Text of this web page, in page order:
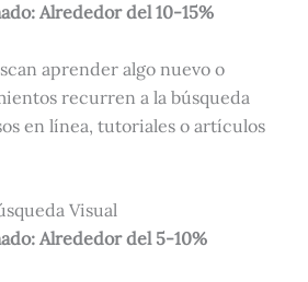
Alrededor del 10-15%
aprender algo nuevo o
recurren a la búsqueda
en línea, tutoriales o artículos
Visual
Alrededor del 5-10%